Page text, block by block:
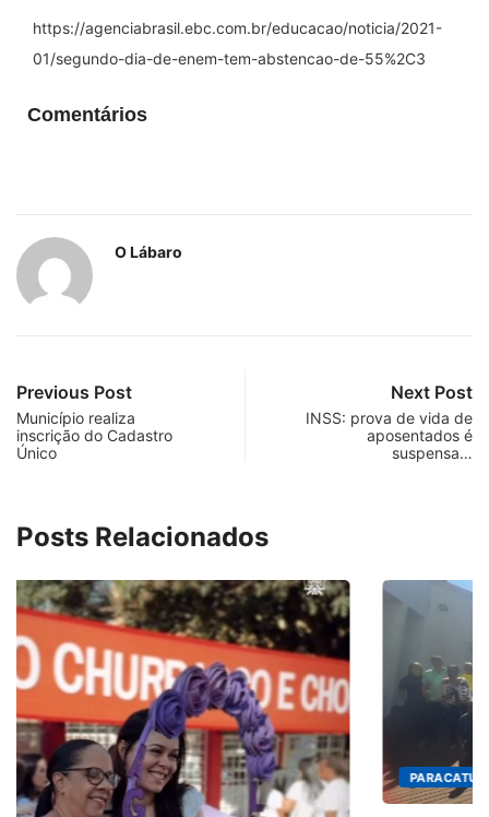
https://agenciabrasil.ebc.com.br/educacao/noticia/2021-
01/segundo-dia-de-enem-tem-abstencao-de-55%2C3
Comentários
O Lábaro
Previous Post
Município realiza
inscrição do Cadastro
Único
Next Post
INSS: prova de vida de
aposentados é
suspensa…
Posts Relacionados
PARACATU E REGIÃO